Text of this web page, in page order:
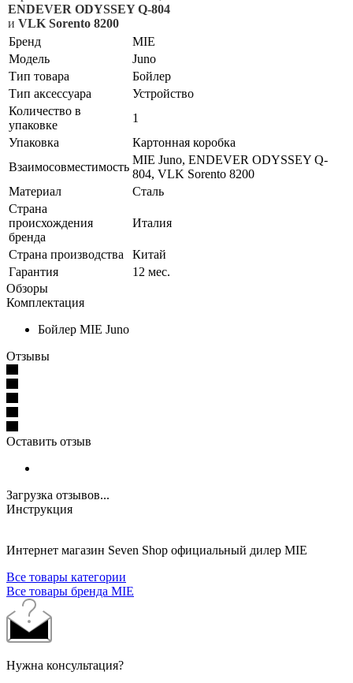
ENDEVER ODYSSEY Q-804
и VLK Sorento 8200
Бренд
MIE
Модель
Juno
Тип товара
Бойлер
Тип аксессуара
Устройство
Количество в
упаковке
1
Упаковка
Картонная коробка
Взаимосовместимость
MIE Juno, ENDEVER ODYSSEY Q-
804, VLK Sorento 8200
Материал
Сталь
Страна
происхождения
бренда
Италия
Страна производства
Китай
Гарантия
12 мес.
Обзоры
Комплектация
Бойлер MIE Juno
Отзывы
Оставить отзыв
Загрузка отзывов...
Инструкция
Интернет магазин Seven Shop официальный дилер MIE
Все товары категории
Все товары бренда MIE
Нужна консультация?